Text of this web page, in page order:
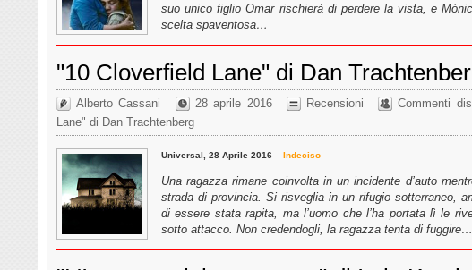
suo unico figlio Omar rischierà di perdere la vista, e
scelta spaventosa…
"10 Cloverfield Lane" di Dan
Alberto Cassani 28 aprile 2016 Recensioni Commenti
Lane" di Dan Trachtenberg
Universal, 28 Aprile 2016 – Indeciso
Una ragazza rimane coinvolta in un incidente d’auto
strada di provincia. Si risveglia in un rifugio sotterraneo,
di essere stata rapita, ma l’uomo che l’ha portata lì le
sotto attacco. Non credendogli, la ragazza tenta di fuggire…